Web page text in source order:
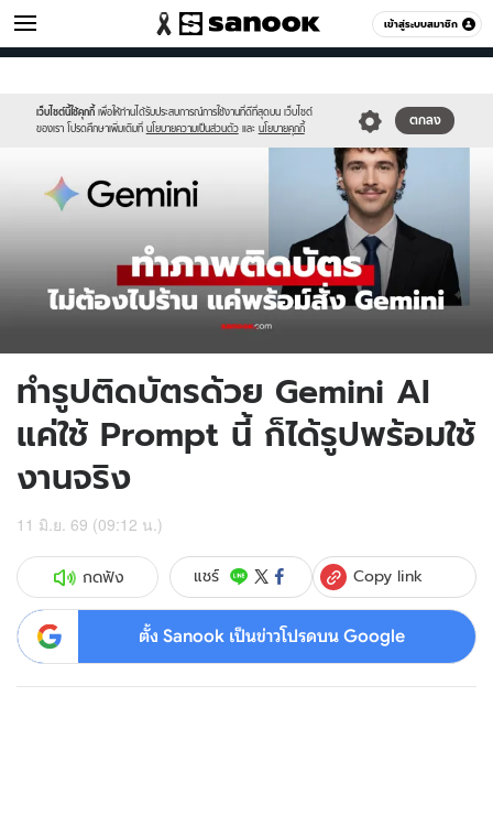
เข้าสู่ระบบสมาชิก
ไอที หมวดอื่นๆ
เว็บไซต์นี้ใช้คุกกี้ เพื่อให้ท่านได้รับประสบการณ์การใช้งานที่ดีที่สุดบน เว็บไซต์
ของเรา โปรดศึกษาเพิ่มเติมที่ นโยบายความเป็นส่วนตัว และ นโยบายคุกกี้
ตกลง
sanook.png
ทำรูปติดบัตรด้วย Gemini AI
แค่ใช้ Prompt นี้ ก็ได้รูปพร้อมใช้
งานจริง
11 มิ.ย. 69 (09:12 น.)
กดฟัง แชร์ Copy link
ตั้ง Sanook เป็นข่าวโปรดบน Google